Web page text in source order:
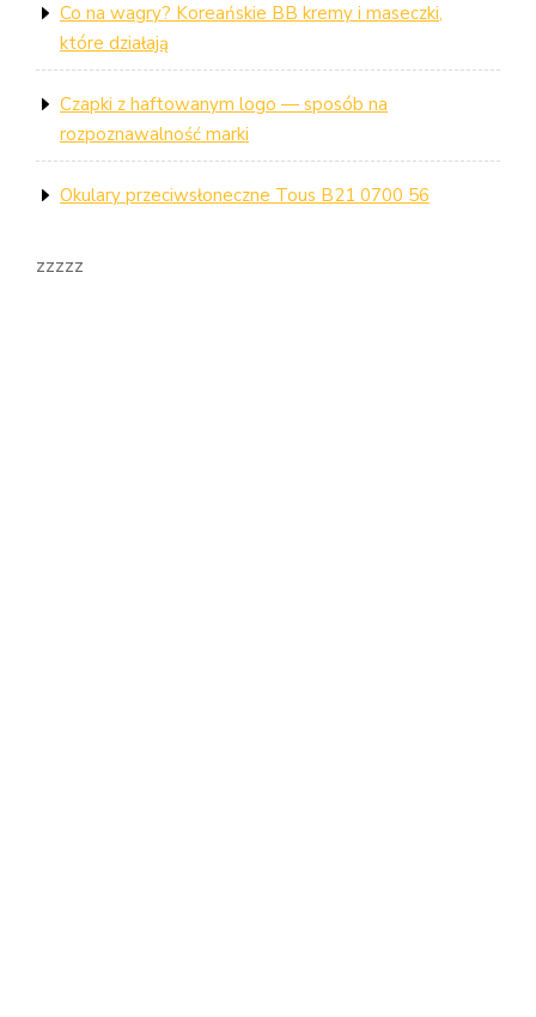
Co na wagry? Koreańskie BB kremy i maseczki,
które działają
Czapki z haftowanym logo — sposób na
rozpoznawalność marki
Okulary przeciwsłoneczne Tous B21 0700 56
zzzzz